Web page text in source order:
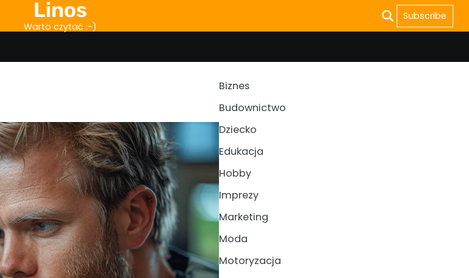
Linos
Warto czytać :-)
Subscribe
Biznes
Budownictwo
Dziecko
Edukacja
Hobby
Imprezy
Marketing
Moda
Motoryzacja